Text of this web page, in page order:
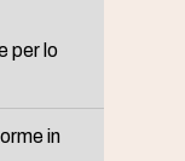
per lo
in